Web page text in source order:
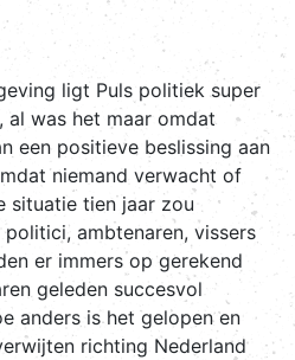
ligt Puls politiek super
was het maar omdat
een positieve beslissing aan
niemand verwacht of
situatie tien jaar zou
ambtenaren, vissers
er immers op gerekend
geleden succesvol
anders is het gelopen en
richting Nederland